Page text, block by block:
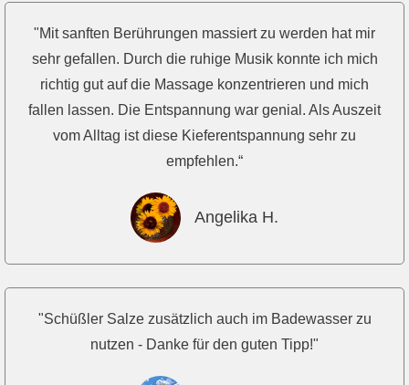
"Mit sanften Berührungen massiert zu werden hat mir
sehr gefallen. Durch die ruhige Musik konnte ich mich
richtig gut auf die Massage konzentrieren und mich
fallen lassen. Die Entspannung war genial. Als Auszeit
vom Alltag ist diese Kieferentspannung sehr zu
empfehlen.“
Angelika H.
"Schüßler Salze zusätzlich auch im Badewasser zu
nutzen - Danke für den guten Tipp!"